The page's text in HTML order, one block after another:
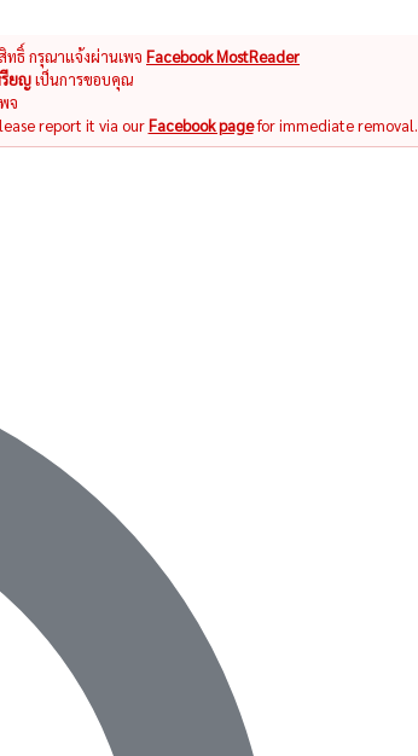
ทธิ์ กรุณาแจ้งผ่านเพจ Facebook MostReader
รียญเป็นการขอบคุณ
จ
report it via ourFacebook pagefor immediate removal.